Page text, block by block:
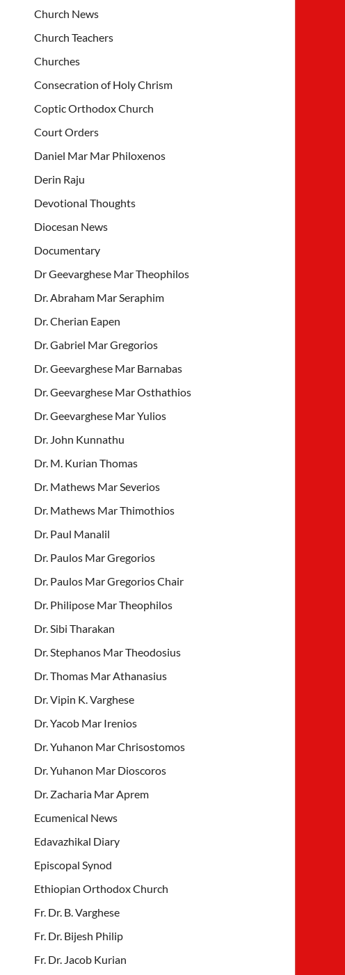
Church News
Church Teachers
Churches
Consecration of Holy Chrism
Coptic Orthodox Church
Court Orders
Daniel Mar Mar Philoxenos
Derin Raju
Devotional Thoughts
Diocesan News
Documentary
Dr Geevarghese Mar Theophilos
Dr. Abraham Mar Seraphim
Dr. Cherian Eapen
Dr. Gabriel Mar Gregorios
Dr. Geevarghese Mar Barnabas
Dr. Geevarghese Mar Osthathios
Dr. Geevarghese Mar Yulios
Dr. John Kunnathu
Dr. M. Kurian Thomas
Dr. Mathews Mar Severios
Dr. Mathews Mar Thimothios
Dr. Paul Manalil
Dr. Paulos Mar Gregorios
Dr. Paulos Mar Gregorios Chair
Dr. Philipose Mar Theophilos
Dr. Sibi Tharakan
Dr. Stephanos Mar Theodosius
Dr. Thomas Mar Athanasius
Dr. Vipin K. Varghese
Dr. Yacob Mar Irenios
Dr. Yuhanon Mar Chrisostomos
Dr. Yuhanon Mar Dioscoros
Dr. Zacharia Mar Aprem
Ecumenical News
Edavazhikal Diary
Episcopal Synod
Ethiopian Orthodox Church
Fr. Dr. B. Varghese
Fr. Dr. Bijesh Philip
Fr. Dr. Jacob Kurian